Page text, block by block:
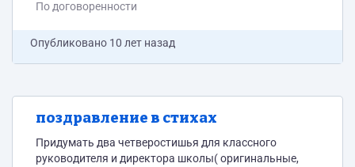
По договоренности
Опубликовано 10 лет назад
поздравление в стихах
Придумать два четверостишья для классного
руководителя и директора школы( оригинальные,